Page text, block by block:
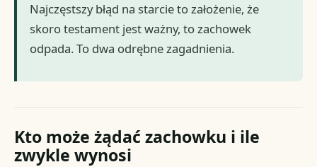
Najczęstszy błąd na starcie to założenie, że
skoro testament jest ważny, to zachowek
odpada. To dwa odrębne zagadnienia.
Kto może żądać zachowku i ile
zwykle wynosi